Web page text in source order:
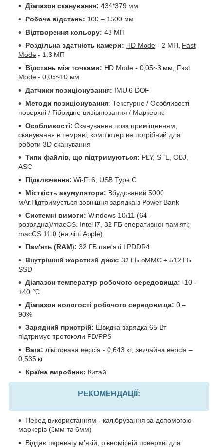
Діапазон сканування: 434*379 мм
Робоча відстань: 160 – 1500 мм
Відтворення кольору: 48 МП
Роздільна здатність камери: HD Mode - 2 МП, Fast
Mode - 1.3 МП
Відстань між точками: HD Mode - 0,05~3 мм, Fast
Mode - 0,05~10 мм
Датчики позиціонування: IMU 6 DOF
Методи позиціонування: Текстурне / Особливості
поверхні / Гібридне вирівнювання / Маркерне
Особливості: Сканування поза приміщенням,
сканування в темряві, комп'ютер не потрібний для
роботи 3D-сканування
Типи файлів, що підтримуються: PLY, STL, OBJ,
ASC
Підключення: Wi-Fi 6, USB Type C
Місткість акумулятора: Вбудований 5000
мАг.Підтримується зовнішня зарядка з Power Bank
Системні вимоги: Windows 10/11 (64-
розрядна)/macOS. Intel i7, 32 ГБ оперативної пам'яті;
macOS 11.0 (на чіпі Apple)
Пам'ять (RAM): 32 ГБ пам'яті LPDDR4
Внутрішній жорсткий диск: 32 ГБ eMMC + 512 ГБ
SSD
Діапазон температур робочого середовища: -10 -
+40 °C
Діапазон вологості робочого середовища: 0 –
90%
Зарядний пристрій: Швидка зарядка 65 Вт
підтримує протоколи PD/PPS
Вага: лімітована версія - 0,643 кг; звичайна версія –
0,535 кг
Країна виробник: Китай
РЕКОМЕНДАЦІЇ:
Перед використанням - калібрування за допомогою
маркерів (3мм та 6мм)
Віддає перевагу м'якій, рівномірній поверхні для